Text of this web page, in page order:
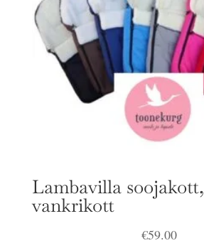
Lambavilla soojakott,
vankrikott
€59.00